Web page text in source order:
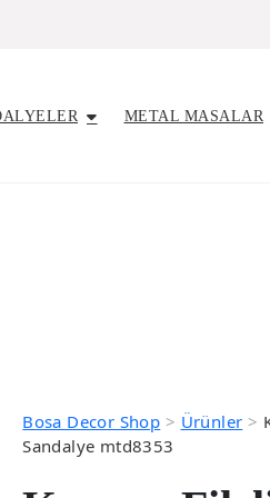
METAL MASALAR
Bosa Decor Shop > Ürünler >
Sandalye mtd8353